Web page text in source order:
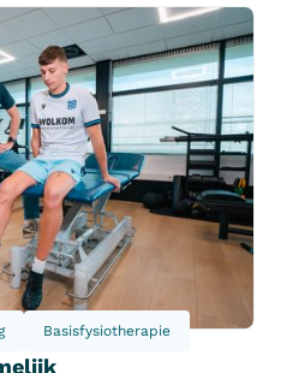
Basisfysiotherapie